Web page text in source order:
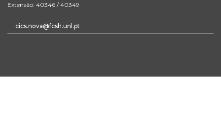
Extensão: 40346 / 40349
cics.nova@fcsh.unl.pt